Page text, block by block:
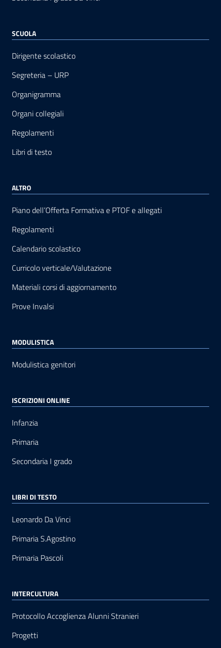
SCUOLA
Dirigente scolastico
Segreteria – URP
Organigramma
Organi collegiali
Regolamenti
Libri di testo
ALTRO
Piano dell’Offerta Formativa e PTOF e allegati
Regolamenti
Calendario scolastico
Curricolo verticale/Valutazione
Materiali corsi di aggiornamento
Prove Invalsi
MODULISTICA
Modulistica genitori
ISCRIZIONI ONLINE
Infanzia
Primaria
Secondaria I grado
LIBRI DI TESTO
Leonardo Da Vinci
Primaria S.Agostino
Primaria Pascoli
INTERCULTURA
Protocollo Accoglienza Alunni Stranieri
Progetti